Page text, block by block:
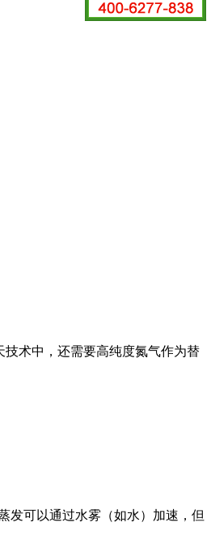
术中，还需要高纯度氮气作为替
发可以通过水雾（如水）加速，但